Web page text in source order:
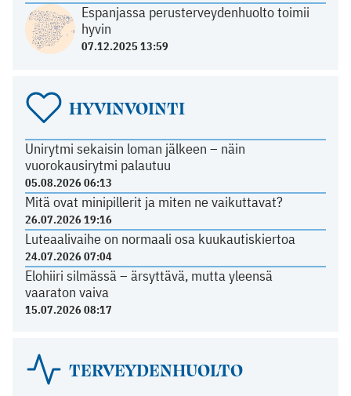
Espanjassa perusterveydenhuolto toimii
hyvin
07.12.2025 13:59
HYVINVOINTI
Unirytmi sekaisin loman jälkeen – näin
vuorokausirytmi palautuu
05.08.2026 06:13
Mitä ovat minipillerit ja miten ne vaikuttavat?
26.07.2026 19:16
Luteaalivaihe on normaali osa kuukautiskiertoa
24.07.2026 07:04
Elohiiri silmässä – ärsyttävä, mutta yleensä
vaaraton vaiva
15.07.2026 08:17
TERVEYDENHUOLTO